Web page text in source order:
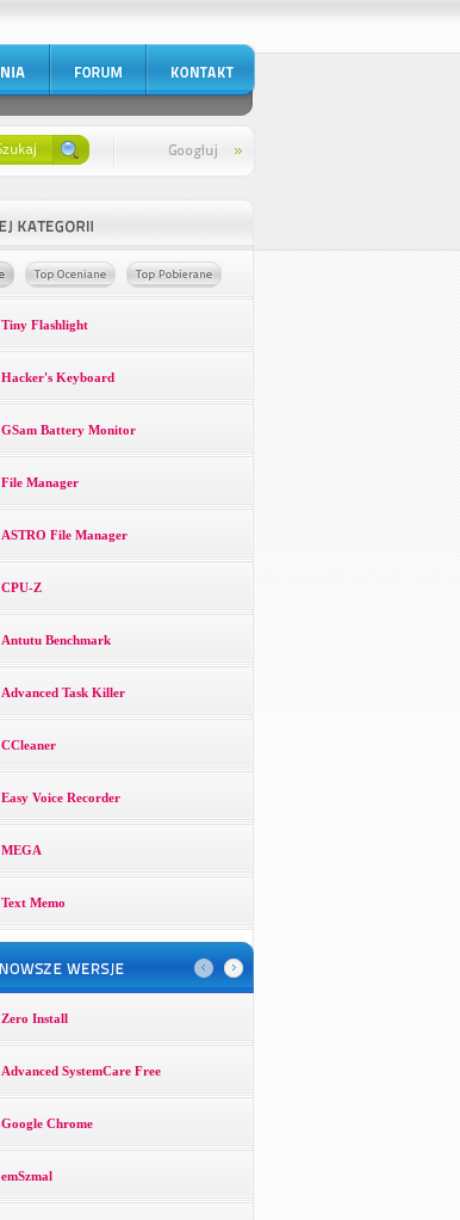
Tiny Flashlight
Hacker's Keyboard
GSam Battery Monitor
File Manager
ASTRO File Manager
CPU-Z
Antutu Benchmark
Advanced Task Killer
CCleaner
Easy Voice Recorder
MEGA
Text Memo
Zero Install
Advanced SystemCare Free
Google Chrome
emSzmal